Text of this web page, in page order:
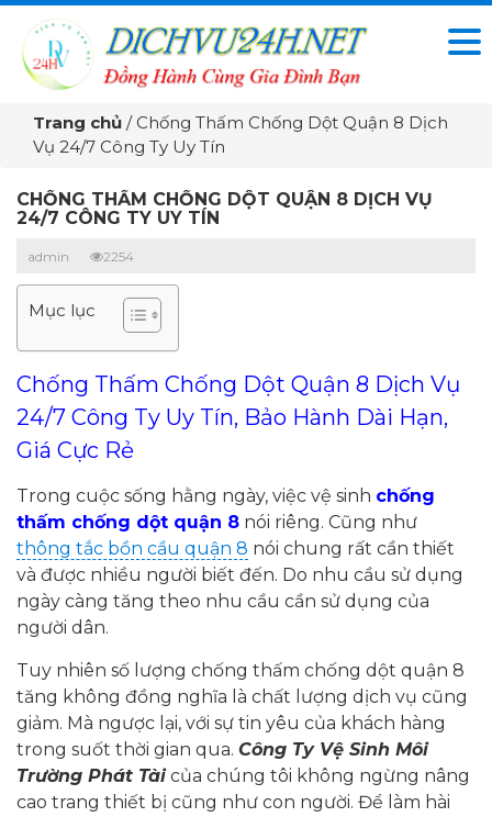
Trang chủ / Chống Thấm Chống Dột Quận 8 Dịch
Vụ 24/7 Công Ty Uy Tín
CHỐNG THẤM CHỐNG DỘT QUẬN 8 DỊCH VỤ
24/7 CÔNG TY UY TÍN
admin 2254
Mục lục
Chống Thấm Chống Dột Quận 8 Dịch Vụ
24/7 Công Ty Uy Tín, Bảo Hành Dài Hạn,
Giá Cực Rẻ
Trong cuộc sống hằng ngày, việc vệ sinh chống
thấm chống dột quận 8 nói riêng. Cũng như
thông tắc bồn cầu quận 8 nói chung rất cần thiết
và được nhiều người biết đến. Do nhu cầu sử dụng
ngày càng tăng theo nhu cầu cần sử dụng của
người dân.
Tuy nhiên số lượng chống thấm chống dột quận 8
tăng không đồng nghĩa là chất lượng dịch vụ cũng
giảm. Mà ngược lại, với sự tin yêu của khách hàng
trong suốt thời gian qua. Công Ty Vệ Sinh Môi
Trường Phát Tàicủa chúng tôi không ngừng nâng
cao trang thiết bị cũng như con người. Để làm hài